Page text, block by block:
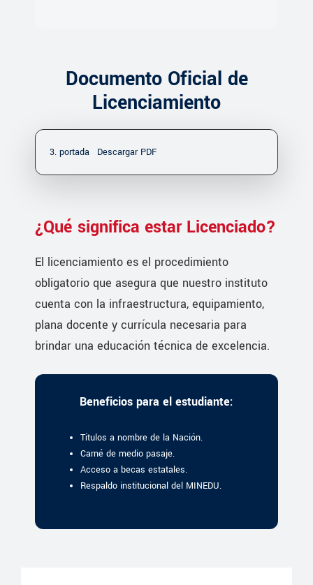
Documento Oficial de
Licenciamiento
3. portada Descargar PDF
¿Qué significa estar Licenciado?
El licenciamiento es el procedimiento
obligatorio que asegura que nuestro instituto
cuenta con la infraestructura, equipamiento,
plana docente y currícula necesaria para
brindar una educación técnica de excelencia.
Beneficios para el estudiante:
Títulos a nombre de la Nación.
Carné de medio pasaje.
Acceso a becas estatales.
Respaldo institucional del MINEDU.